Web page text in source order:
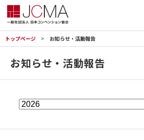
トップページ お知らせ・活動報告
お知らせ・活動報告